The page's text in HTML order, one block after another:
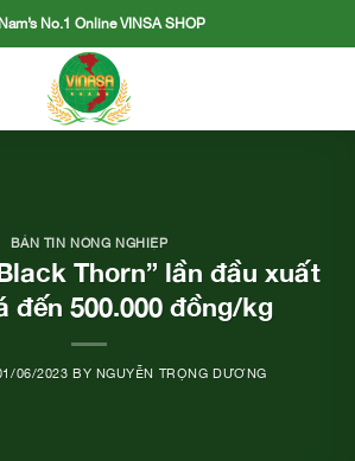
No.1 Online VINSA SHOP
BẢN TIN NÔNG NGHIỆP
Thorn” lần đầu xuất
đến 500.000 đồng/kg
06/2023 BY NGUYỄN TRỌNG DƯƠNG